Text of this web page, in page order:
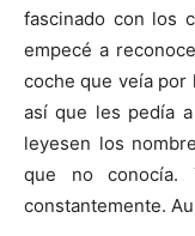
fascinado con los
empecé a
coche que veía por
así que les pedía
leyesen los
que no conocía.
constantemente.